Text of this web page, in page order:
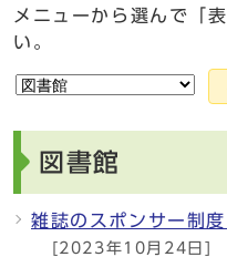
メニューから選んで「
い。
図書館
雑誌のスポンサー制
[2023年10月24日]